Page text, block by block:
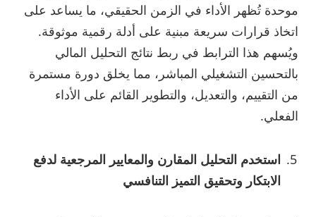
موحدة تُظهر الأداء في الزمن الحقيقي، ما يساعد على
اتخاذ قرارات سريعة مبنية على أدلة رقمية موثوقة.
ويُسهم هذا الترابط في ربط نتائج التحليل المالي
بالتحسين التشغيلي المباشر، مما يخلق دورة مستمرة
من التقييم، والتعديل، والتطوير القائم على الأداء
الفعلي.
استخدم التحليل المقارن والمعايير المرجعية لدفع
الابتكار وتحقيق التميز التنافسي